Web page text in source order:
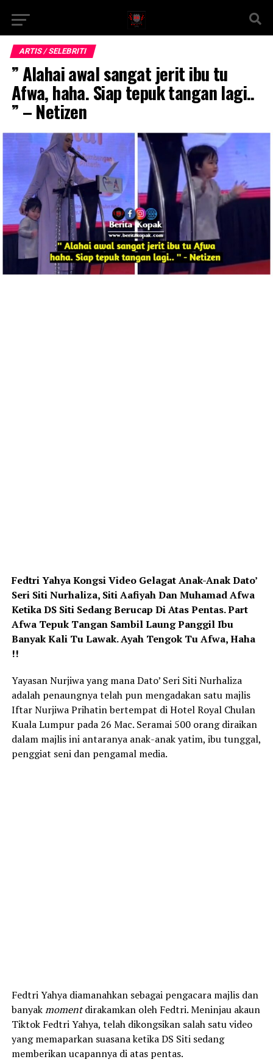
ARTIS / SELEBRITI
” Alahai awal sangat jerit ibu tu
Afwa, haha. Siap tepuk tangan lagi..
” – Netizen
Fedtri Yahya Kongsi Video Gelagat Anak-Anak Dato’
Seri Siti Nurhaliza, Siti Aafiyah Dan Muhamad Afwa
Ketika DS Siti Sedang Berucap Di Atas Pentas. Part
Afwa Tepuk Tangan Sambil Laung Panggil Ibu
Banyak Kali Tu Lawak. Ayah Tengok Tu Afwa, Haha
!!
Yayasan Nurjiwa yang mana Dato’ Seri Siti Nurhaliza
adalah penaungnya telah pun mengadakan satu majlis
Iftar Nurjiwa Prihatin bertempat di Hotel Royal Chulan
Kuala Lumpur pada 26 Mac. Seramai 500 orang diraikan
dalam majlis ini antaranya anak-anak yatim, ibu tunggal,
penggiat seni dan pengamal media.
Fedtri Yahya diamanahkan sebagai pengacara majlis dan
banyakmomentdirakamkan oleh Fedtri. Meninjau akaun
Tiktok Fedtri Yahya, telah dikongsikan salah satu video
yang memaparkan suasana ketika DS Siti sedang
memberikan ucapannya di atas pentas.